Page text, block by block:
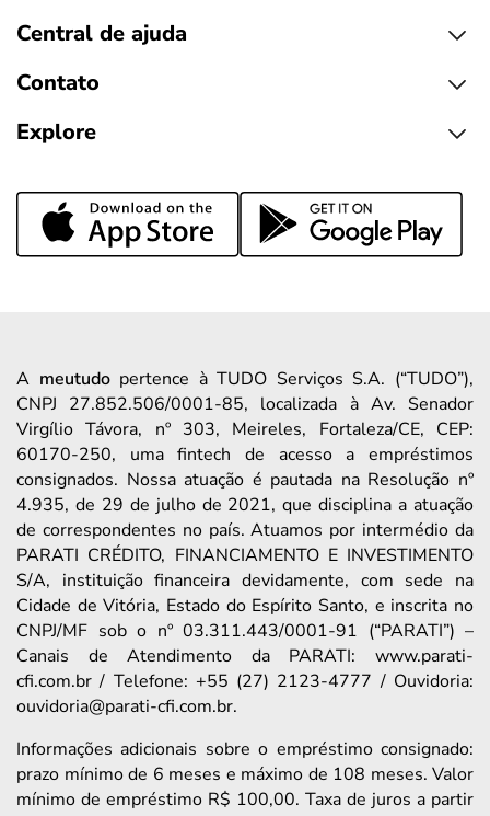
Central de ajuda
Contato
Explore
A meutudopertence à TUDO Serviços S.A. (“TUDO”),
CNPJ 27.852.506/0001-85, localizada à Av. Senador
Virgílio Távora, nº 303, Meireles, Fortaleza/CE, CEP:
60170-250, uma fintech de acesso a empréstimos
consignados. Nossa atuação é pautada na Resolução nº
4.935, de 29 de julho de 2021, que disciplina a atuação
de correspondentes no país. Atuamos por intermédio da
PARATI CRÉDITO, FINANCIAMENTO E INVESTIMENTO
S/A, instituição financeira devidamente, com sede na
Cidade de Vitória, Estado do Espírito Santo, e inscrita no
CNPJ/MF sob o nº 03.311.443/0001-91 (“PARATI”) –
Canais de Atendimento da PARATI: www.parati-
cfi.com.br / Telefone: +55 (27) 2123-4777 / Ouvidoria:
ouvidoria@parati-cfi.com.br.
Informações adicionais sobre o empréstimo consignado:
prazo mínimo de 6 meses e máximo de 108 meses. Valor
mínimo de empréstimo R$ 100,00. Taxa de juros a partir